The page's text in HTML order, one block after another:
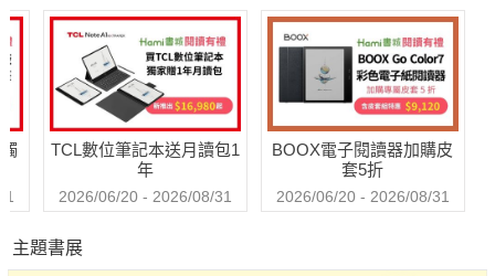
TCL數位筆記本送月讀包1
年
2026/06/20 - 2026/08/31
BOOX電子閱讀器加購皮
套5折
2026/06/20 - 2026/08/31
主題書展